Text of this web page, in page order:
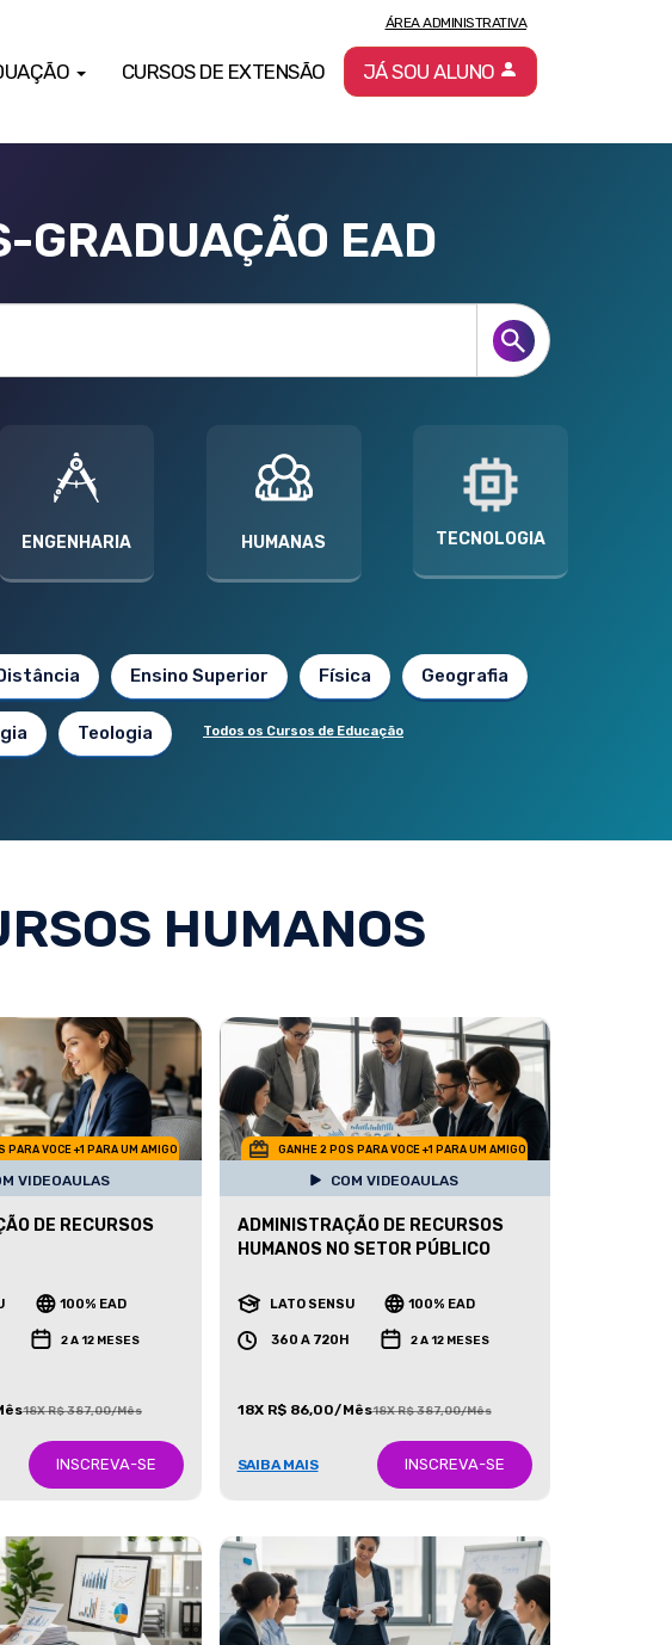
CURSOS DE EXTENSÃO
ÁREA ADMINISTRATIVA
JÁ SOU ALUNO
GRADUAÇÃO EAD
ENGENHARIA HUMANAS TECNOLOGIA
Ensino Superior Física Geografia
Teologia Todos os Cursos de Educação
HUMANOS
PARA VOCE +1 PARA UM AMIGO
VIDEOAULAS
DE RECURSOS
100% EAD
2 A 12 MESES
18X R$ 387,00/Mês
INSCREVA-SE
GANHE 2 POS PARA VOCE +1 PARA UM AMIGO
COM VIDEOAULAS
ADMINISTRAÇÃO DE RECURSOS
HUMANOS NO SETOR PÚBLICO
LATO SENSU 100% EAD
360 A 720H 2 A 12 MESES
18X R$ 86,00/Mês18X R$ 387,00/Mês
SAIBA MAIS INSCREVA-SE